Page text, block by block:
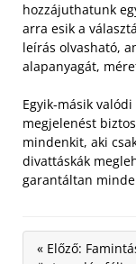
hozzájuthatunk
arra esik a
leírás olvasható,
alapanyagát,
Egyik-másik
megjelenést
mindenkit, aki
divattáskák
garantáltan
« Előző: